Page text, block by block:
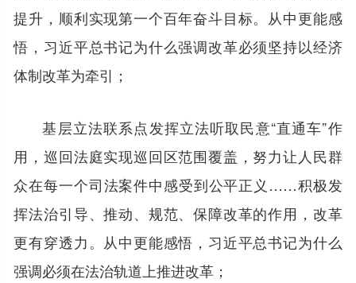
提升，顺利实现第一个百年奋斗目标。从中更能感
悟，习近平总书记为什么强调改革必须坚持以经济
体制改革为牵引；
基层立法联系点发挥立法听取民意“直通车”作
用，巡回法庭实现巡回区范围覆盖，努力让人民群
众在每一个司法案件中感受到公平正义……积极发
挥法治引导、推动、规范、保障改革的作用，改革
更有穿透力。从中更能感悟，习近平总书记为什么
强调必须在法治轨道上推进改革；